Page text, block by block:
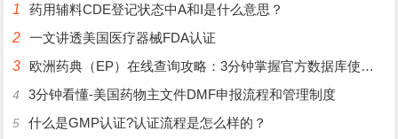
1
药用辅料CDE登记状态中A和I是什么意思？
2
一文讲透美国医疗器械FDA认证
3
欧洲药典（EP）在线查询攻略：3分钟掌握官方数据库使用技巧
4 3分钟看懂-美国药物主文件DMF申报流程和管理制度
5 什么是GMP认证?认证流程是怎么样的？